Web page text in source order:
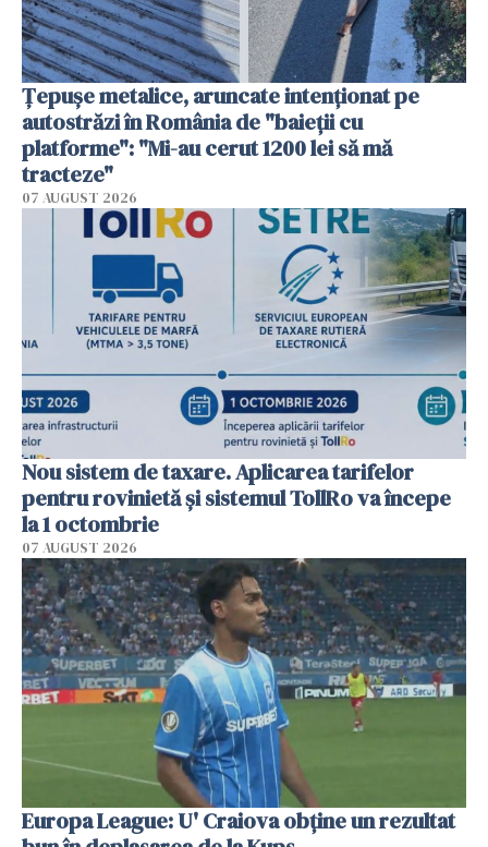
Țepușe metalice, aruncate intenționat pe
autostrăzi în România de "baieții cu
platforme": "Mi-au cerut 1200 lei să mă
tracteze"
07 AUGUST 2026
Nou sistem de taxare. Aplicarea tarifelor
pentru rovinietă şi sistemul TollRo va începe
la 1 octombrie
07 AUGUST 2026
Europa League: U' Craiova obține un rezultat